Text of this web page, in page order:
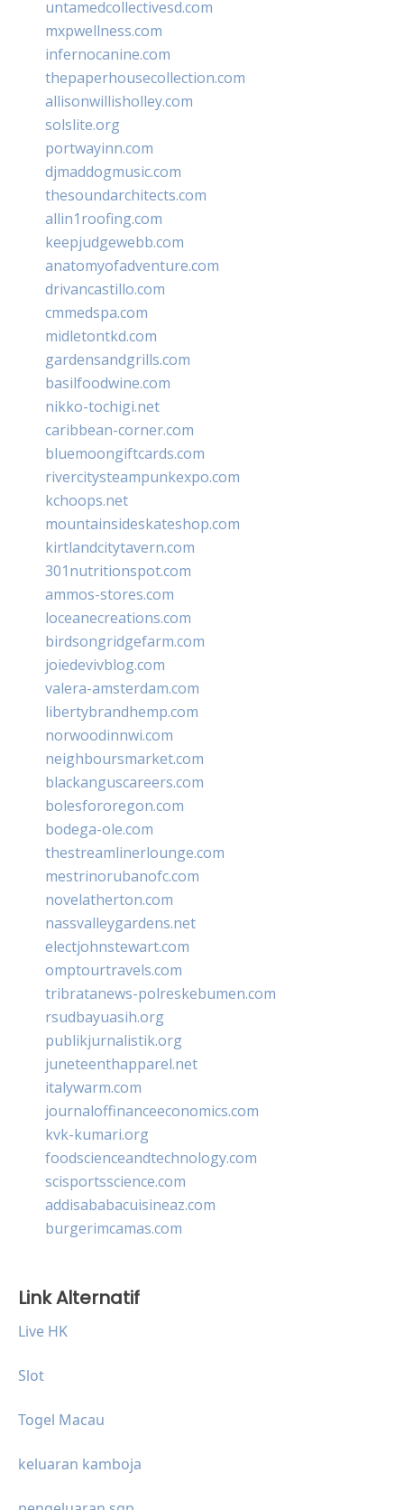
untamedcollectivesd.com
mxpwellness.com
infernocanine.com
thepaperhousecollection.com
allisonwillisholley.com
solslite.org
portwayinn.com
djmaddogmusic.com
thesoundarchitects.com
allin1roofing.com
keepjudgewebb.com
anatomyofadventure.com
drivancastillo.com
cmmedspa.com
midletontkd.com
gardensandgrills.com
basilfoodwine.com
nikko-tochigi.net
caribbean-corner.com
bluemoongiftcards.com
rivercitysteampunkexpo.com
kchoops.net
mountainsideskateshop.com
kirtlandcitytavern.com
301nutritionspot.com
ammos-stores.com
loceanecreations.com
birdsongridgefarm.com
joiedevivblog.com
valera-amsterdam.com
libertybrandhemp.com
norwoodinnwi.com
neighboursmarket.com
blackanguscareers.com
bolesfororegon.com
bodega-ole.com
thestreamlinerlounge.com
mestrinorubanofc.com
novelatherton.com
nassvalleygardens.net
electjohnstewart.com
omptourtravels.com
tribratanews-polreskebumen.com
rsudbayuasih.org
publikjurnalistik.org
juneteenthapparel.net
italywarm.com
journaloffinanceeconomics.com
kvk-kumari.org
foodscienceandtechnology.com
scisportsscience.com
addisababacuisineaz.com
burgerimcamas.com
Link Alternatif
Live HK
Slot
Togel Macau
keluaran kamboja